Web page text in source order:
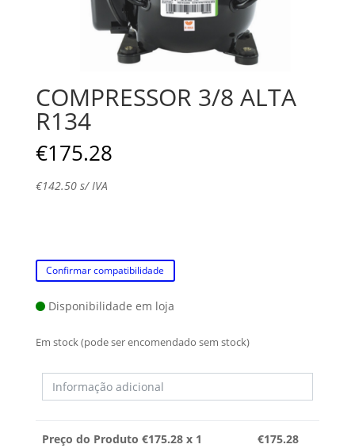
COMPRESSOR 3/8 ALTA
R134
€175.28
€142.50s/ IVA
Confirmar compatibilidade
Disponibilidade em loja
Em stock (pode ser encomendado sem stock)
Preço do Produto €175.28 x 1 €175.28